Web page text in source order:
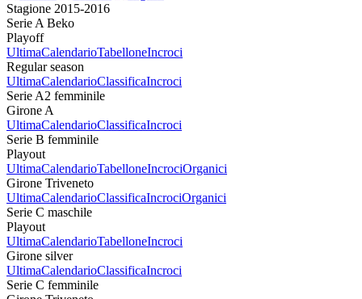
Stagione 2015-2016
Serie A Beko
Playoff
UltimaCalendarioTabelloneIncroci
Regular season
UltimaCalendarioClassificaIncroci
Serie A2 femminile
Girone A
UltimaCalendarioClassificaIncroci
Serie B femminile
Playout
UltimaCalendarioTabelloneIncrociOrganici
Girone Triveneto
UltimaCalendarioClassificaIncrociOrganici
Serie C maschile
Playout
UltimaCalendarioTabelloneIncroci
Girone silver
UltimaCalendarioClassificaIncroci
Serie C femminile